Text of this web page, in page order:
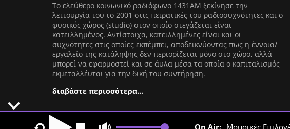
Tο ελεύθερο κοινωνικό ραδιόφωνο 1431AM ξεκίνησε την
λειτουργία του το 2001 στις πειρατικές του ραδιοσυχνότητες και ο
φυσικός χώρος (studio) στον οποίο στεγάζεται είναι
κατειλλημένος. Αντίστοιχα, κατειλλημένες είναι και οι
συχνότητες στις οποίες εκπέμπει, αποδεικνύοντας πως η έννοια/
εργαλείο της κατάληψης δεν περιορίζεται μόνο στο χώρο, αλλά
μπορεί να εφαρμοστεί και σε άυλα μέσα τα οποία ο καπιταλισμός
εκμεταλλέυται για την δική του συντήρηση.
διαβάστε περισσότερα…
On Air: Μουσικές